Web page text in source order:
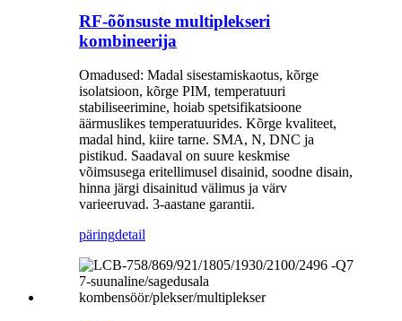
RF-õõnsuste multiplekseri
kombineerija
Omadused: Madal sisestamiskaotus, kõrge
isolatsioon, kõrge PIM, temperatuuri
stabiliseerimine, hoiab spetsifikatsioone
äärmuslikes temperatuurides. Kõrge kvaliteet,
madal hind, kiire tarne. SMA, N, DNC ja
pistikud. Saadaval on suure keskmise
võimsusega eritellimusel disainid, soodne disain,
hinna järgi disainitud välimus ja värv
varieeruvad. 3-aastane garantii.
päringdetail